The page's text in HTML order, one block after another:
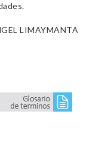
LIMAYMANTA